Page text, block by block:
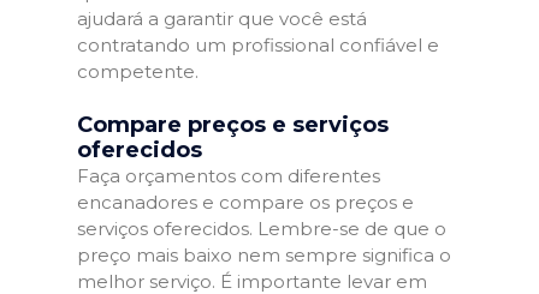
ajudará a garantir que você está
contratando um profissional confiável e
competente.
Compare preços e serviços
oferecidos
Faça orçamentos com diferentes
encanadores e compare os preços e
serviços oferecidos. Lembre-se de que o
preço mais baixo nem sempre significa o
melhor serviço. É importante levar em